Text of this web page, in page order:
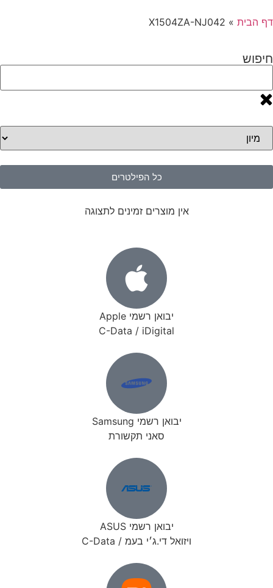
דף הבית »
X1504ZA-NJ042
חיפוש
כל הפילטרים
אין מוצרים זמינים לתצוגה
יבואן רשמי Apple
C-Data / iDigital
יבואן רשמי Samsung
סאני תקשורת
יבואן רשמי ASUS
ויזואל די.ג׳י בעמ / C-Data